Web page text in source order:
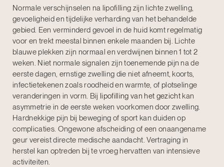
Normale verschijnselen na lipofilling zijn lichte zwelling,
gevoeligheid en tijdelijke verharding van het behandelde
gebied. Een verminderd gevoel in de huid komt regelmatig
voor en trekt meestal binnen enkele maanden bij. Lichte
blauwe plekken zijn normaal en verdwijnen binnen 1 tot 2
weken. Niet normale signalen zijn toenemende pijn na de
eerste dagen, ernstige zwelling die niet afneemt, koorts,
infectietekenen zoals roodheid en warmte, of plotselinge
veranderingen in vorm. Bij lipofilling van het gezichtkan
asymmetrie in de eerste weken voorkomen door zwelling.
Hardnekkige pijn bij beweging of sport kan duiden op
complicaties. Ongewone afscheiding of een onaangename
geur vereist directe medische aandacht. Vertraging in
herstel kan optreden bij te vroeg hervatten van intensieve
activiteiten.